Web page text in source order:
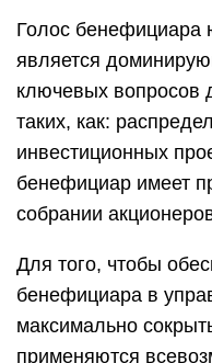
Голос бенефициара
является
ключевых вопросов
таких, как:
инвестиционных
бенефициар имеет
собрании
Для того, чтобы
бенефициара в
максимально
применяются